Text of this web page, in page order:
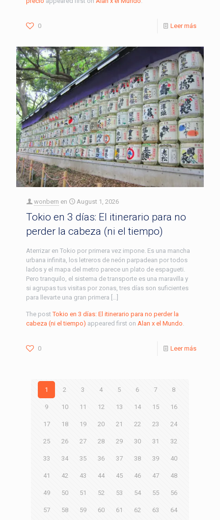
0 Leer más
wonbern en August 1, 2026
Tokio en 3 días: El itinerario para no
perder la cabeza (ni el tiempo)
Aterrizar en Tokio por primera vez impone. Es una mancha
urbana infinita, los letreros de neón parpadean por todos
lados y el mapa del metro parece un plato de espagueti.
Pero tranquilo, el sistema de transporte es una maravilla y
si agrupas tus visitas por zonas, tres días son suficientes
para llevarte una gran primera […]
The postTokio en 3 días: El itinerario para no perder la
cabeza (ni el tiempo) appeared first on Alan x el Mundo.
0 Leer más
1 2 3 4 5 6 7 8
9 10 11 12 13 14 15 16
17 18 19 20 21 22 23 24
25 26 27 28 29 30 31 32
33 34 35 36 37 38 39 40
41 42 43 44 45 46 47 48
49 50 51 52 53 54 55 56
57 58 59 60 61 62 63 64